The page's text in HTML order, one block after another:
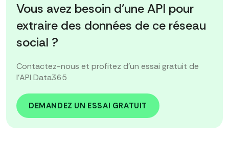
Vous avez besoin d'une API pour
extraire des données de ce réseau
social ?
Contactez-nous et profitez d'un essai gratuit de
l'API Data365
DEMANDEZ UN ESSAI GRATUIT